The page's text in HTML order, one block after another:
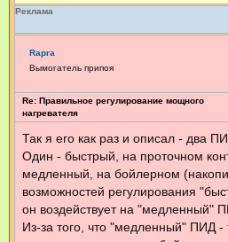
Реклама
Rapra
Вымогатель припоя
Re: Правильное регулирование мощного
нагревателя
Так я его как раз и описал - два
Один - быстрый, на проточном
медленный, на бойлерном
возможностей регулирования
он воздействует на "медленный"
Из-за того, что "медленный" ПИД -